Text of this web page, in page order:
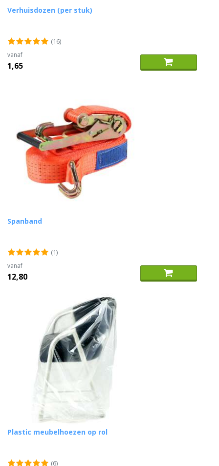
Verhuisdozen (per stuk)
(16)
vanaf
1,65
Spanband
(1)
vanaf
12,80
Plastic meubelhoezen op rol
(6)